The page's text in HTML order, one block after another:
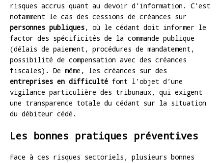
risques accrus quant au devoir d’information. C’est
notamment le cas des cessions de créances sur
personnes publiques, où le cédant doit informer le
factor des spécificités de la commande publique
(délais de paiement, procédures de mandatement,
possibilité de compensation avec des créances
fiscales). De même, les créances sur des
entreprises en difficulté font l’objet d’une
vigilance particulière des tribunaux, qui exigent
une transparence totale du cédant sur la situation
du débiteur cédé.
Les bonnes pratiques préventives
Face à ces risques sectoriels, plusieurs bonnes